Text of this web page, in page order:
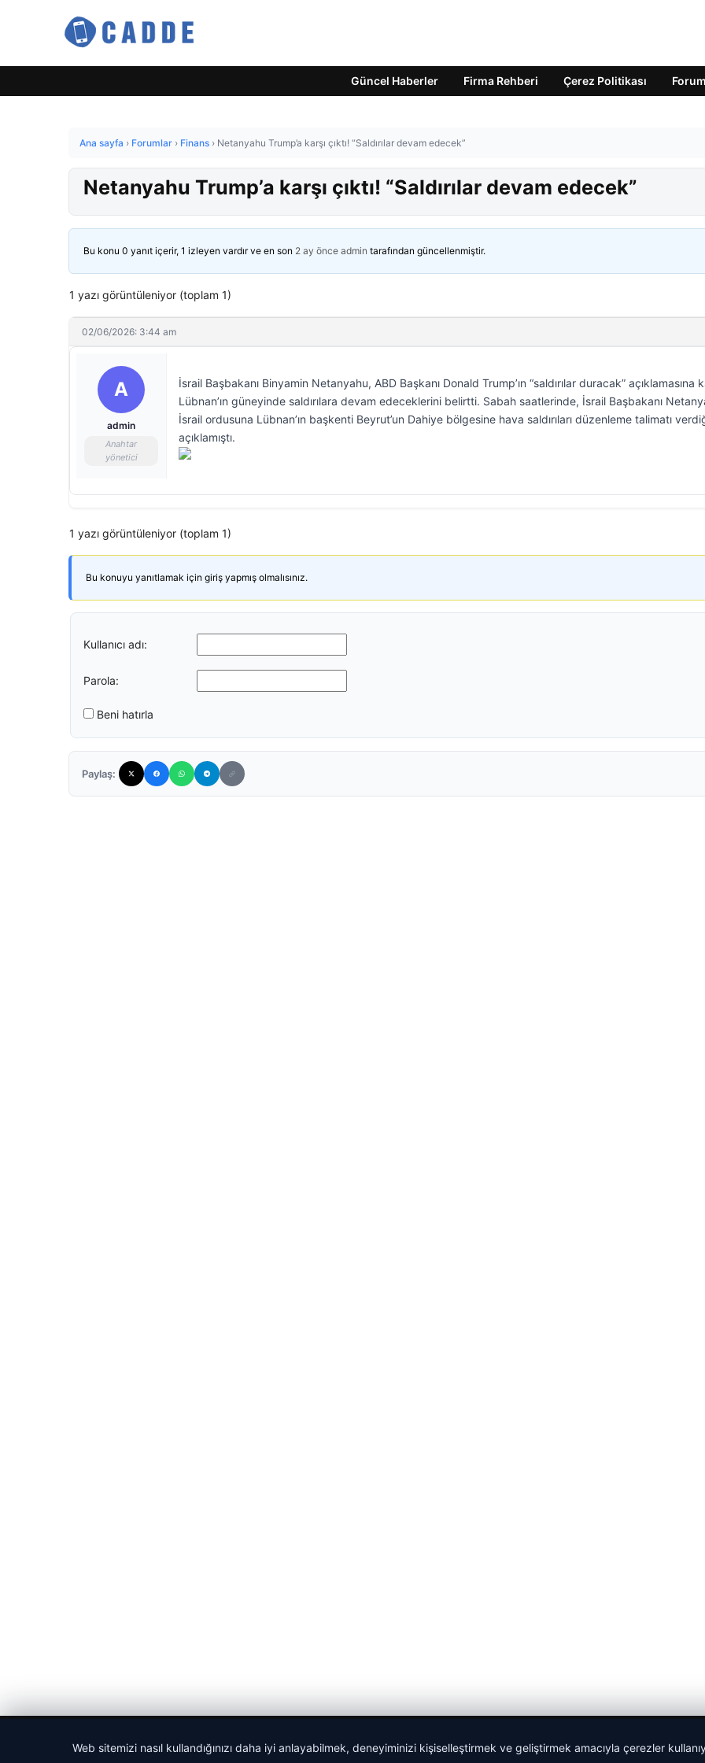
Güncel Haberler Firma Rehberi Çerez Politikası Forum
Ana sayfa › Forumlar › Finans › Netanyahu Trump’a karşı çıktı! “Saldırılar devam edecek”
Netanyahu Trump’a karşı çıktı! “Saldırılar devam edecek”
Bu konu 0 yanıt içerir, 1 izleyen vardır ve en son 2 ay önce admin tarafından güncellenmiştir.
1 yazı görüntüleniyor (toplam 1)
02/06/2026: 3:44 am
A
admin
Anahtar
yönetici
İsrail Başbakanı Binyamin Netanyahu, ABD Başkanı Donald Trump’ın “saldırılar duracak” açıklamasına
Lübnan’ın güneyinde saldırılara devam edeceklerini belirtti. Sabah saatlerinde, İsrail Başbakanı
İsrail ordusuna Lübnan’ın başkenti Beyrut’un Dahiye bölgesine hava saldırıları düzenleme talimatı
açıklamıştı.
1 yazı görüntüleniyor (toplam 1)
Bu konuyu yanıtlamak için giriş yapmış olmalısınız.
Kullanıcı adı:
Parola:
Beni hatırla
Paylaş:
Web sitemizi nasıl kullandığınızı daha iyi anlayabilmek, deneyiminizi kişiselleştirmek ve geliştirmek amacıyla çerezler